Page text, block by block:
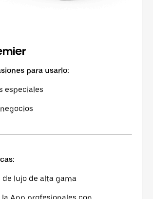
para usarlo:
especiales
lujo de alta gama